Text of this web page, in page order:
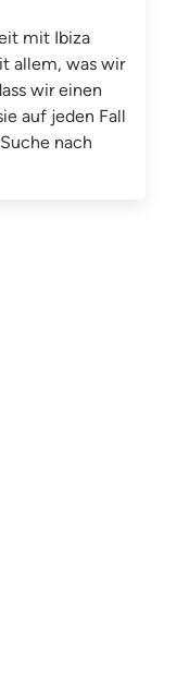
mit Ibiza
allem, was wir
wir einen
auf jeden Fall
nach